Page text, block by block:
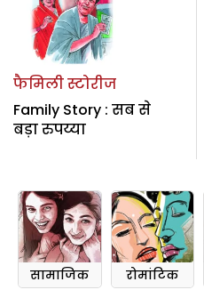
फैमिली स्टोरीज
Family Story : सब से
बड़ा रुपय्या
सामाजिक रोमांटिक